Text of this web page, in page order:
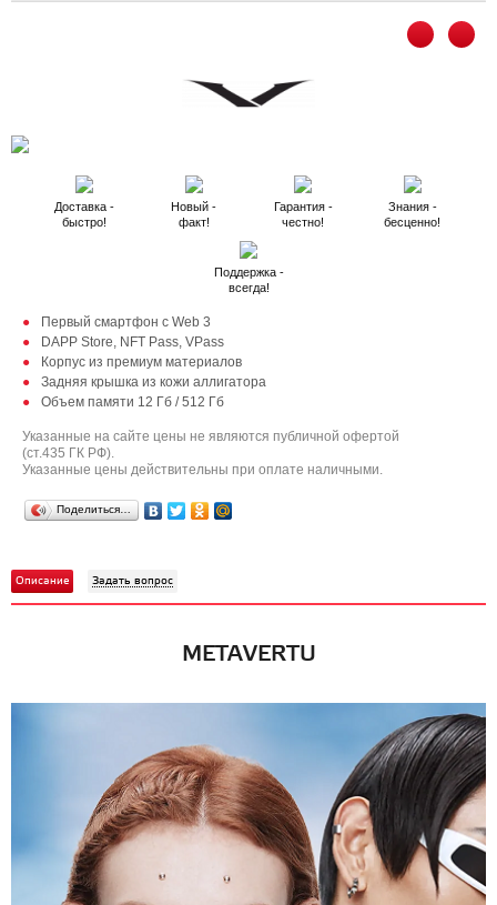
Доставка -
быстро!
Новый -
факт!
Гарантия -
честно!
Знания -
бесценно!
Поддержка -
всегда!
Первый смартфон с Web 3
DAPP Store, NFT Pass, VPass
Корпус из премиум материалов
Задняя крышка из кожи аллигатора
Объем памяти 12 Гб / 512 Гб
Указанные на сайте цены не являются публичной офертой
(ст.435 ГК РФ).
Указанные цены действительны при оплате наличными.
Поделиться…
Описание Задать вопрос
METAVERTU